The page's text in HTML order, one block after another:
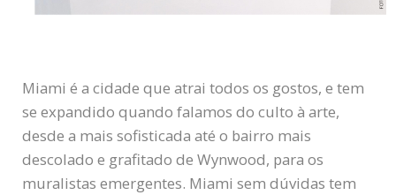
Miami é a cidade que atrai todos os gostos, e tem
se expandido quando falamos do culto à arte,
desde a mais sofisticada até o bairro mais
descolado e grafitado de Wynwood, para os
muralistas emergentes. Miami sem dúvidas tem